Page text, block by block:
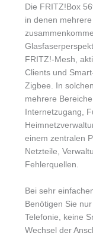
Die FRITZ!Box
in denen
FRITZ!-Mesh,
Clients und
Zigbee. In
mehrere
Internetzugang,
einem zentralen
Netzteile,
Fehlerquellen.
Bei sehr
Benötigen Sie
Telefonie, keine
Wechsel der